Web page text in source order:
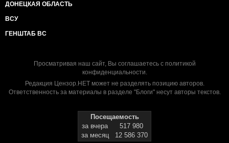
ДОНЕЦКАЯ ОБЛАСТЬ
ВСУ
ГЕНШТАБ ВС
Просматривая наш сайт, Вы соглашаетесь с политикой
конфиденциальности.
Редакция Цензор.НЕТ может не разделять позицию авторов.
Ответственность за материалы в разделе "Блоги" несут авторы текстов.
Посещаемость
за вчера
517 980
за месяц
12 586 370